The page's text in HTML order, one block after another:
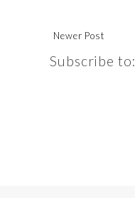
Newer Post
Subscribe to: